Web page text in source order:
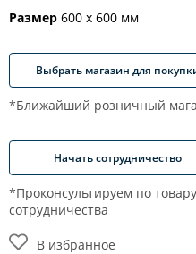
Размер 600 х 600 мм
Выбрать магазин для
*Ближайший розничный
Начать сотрудничество
*Проконсультируем по
сотрудничества
В избранное